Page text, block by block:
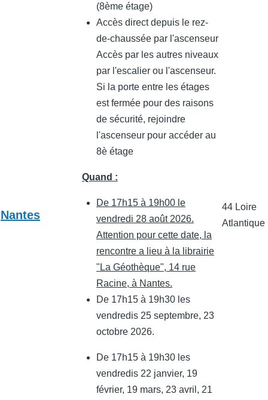
Nantes
(8ème étage)
Accès direct depuis le rez-
de-chaussée par l'ascenseur
Accès par les autres niveaux
par l'escalier ou l'ascenseur.
Si la porte entre les étages
est fermée pour des raisons
de sécurité, rejoindre
l'ascenseur pour accéder au
8è étage
Quand :
De 17h15 à 19h00 le
vendredi 28 août 2026.
Attention pour cette date, la
rencontre a lieu à la librairie
"La Géothèque", 14 rue
Racine, à Nantes.
De 17h15 à 19h30 les
vendredis 25 septembre, 23
octobre 2026.
De 17h15 à 19h30 les
vendredis 22 janvier, 19
février, 19 mars, 23 avril, 21
44 Loire
Atlantique